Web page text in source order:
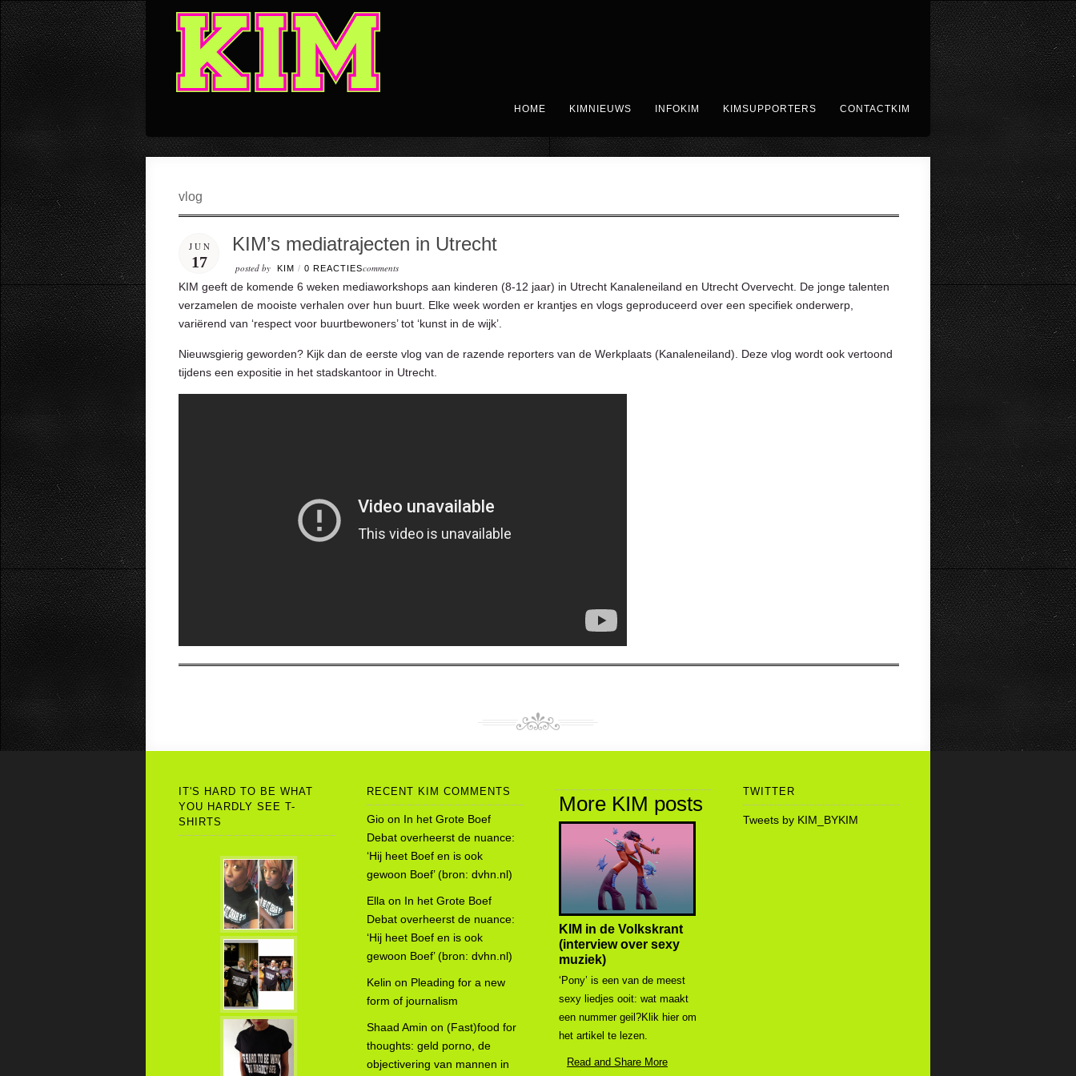
HOME KIMNIEUWS INFOKIM KIMSUPPORTERS CONTACTKIM
vlog
JUN
17
KIM’s mediatrajecten in Utrecht
posted by KIM / 0 REACTIEScomments
KIM geeft de komende 6 weken mediaworkshops aan kinderen (8-12 jaar) in Utrecht Kanaleneiland en Utrecht Overvecht. De jonge talenten
verzamelen de mooiste verhalen over hun buurt. Elke week worden er krantjes en vlogs geproduceerd over een specifiek onderwerp,
variërend van ‘respect voor buurtbewoners’ tot ‘kunst in de wijk’.
Nieuwsgierig geworden? Kijk dan de eerste vlog van de razende reporters van de Werkplaats (Kanaleneiland). Deze vlog wordt ook vertoond
tijdens een expositie in het stadskantoor in Utrecht.
IT'S HARD TO BE WHAT
YOU HARDLY SEE T-
SHIRTS
RECENT KIM COMMENTS
Gio on In het Grote Boef
Debat overheerst de nuance:
‘Hij heet Boef en is ook
gewoon Boef’ (bron: dvhn.nl)
Ella on In het Grote Boef
Debat overheerst de nuance:
‘Hij heet Boef en is ook
gewoon Boef’ (bron: dvhn.nl)
Kelin on Pleading for a new
form of journalism
Shaad Amin on (Fast)food for
thoughts: geld porno, de
objectivering van mannen in
More KIM posts
KIM in de Volkskrant
(interview over sexy
muziek)
‘Pony’ is een van de meest
sexy liedjes ooit: wat maakt
een nummer geil?Klik hier om
het artikel te lezen.
Read and Share More
TWITTER
Tweets by KIM_BYKIM